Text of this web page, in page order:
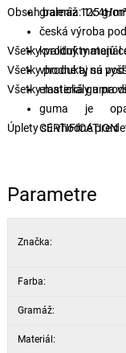
gramáž 125 g/
česká výroba
kvalitný materiál
vhodné aj na
elastická guma
guma je
CERTIFICATION
vhodné na
decentné a
Obsah balenia: 1x
Všetky produkty majú
Všetky produkty sú
Všetky materiály a
Úplety sú vhodné pre
Parametre
Značka:
Farba:
Gramáž:
Materiál: